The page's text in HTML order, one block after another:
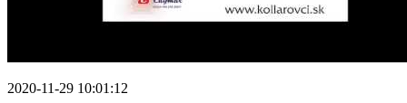
2020-11-29 10:01:12